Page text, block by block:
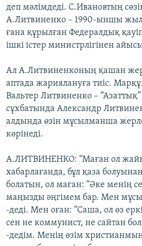
деп мәлімдеді. С.Ивановтың
А.Литвиненко – 1990-ыншы
ғана құрылған Федералдық
ішкі істер министрлігінен
Ал А.Литвиненконың қашан
аптада жариялануға тиіс.
Вальтер Литвиненко –
сұхбатында Александр
алдында өзін мұсылманша
көрінеді.
А.ЛИТВИНЕНКО: “Маған ол
хабарлағанда, бұл қаза
болатын, ол маған: “Әке менің
маңызды әңгімем бар. Мен
-деді. Мен оған: “Саша, ол өз
сен не коммунист, не сайтан
-дедім. Менің өзім